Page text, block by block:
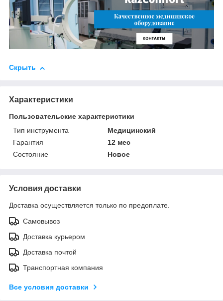
Скрыть
Характеристики
Пользовательские характеристики
Тип инструмента
Медицинский
Гарантия
12 мес
Состояние
Новое
Условия доставки
Доставка осуществляется только по предоплате.
Самовывоз
Доставка курьером
Доставка почтой
Транспортная компания
Все условия доставки